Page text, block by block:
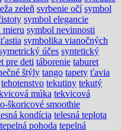
zeleň svrbenie očí symbol
symbol elegancie
mieru symbol nevinnosti
symbolika vianočných
účes syntetický
pre deti táborenie taburet
štýly tango tapety ťavia
tehotenstvo tekutiny tekutý
múka tekvicová
škoricové smoothie
kondícia telesná teplota
tepelná pohoda tepelná